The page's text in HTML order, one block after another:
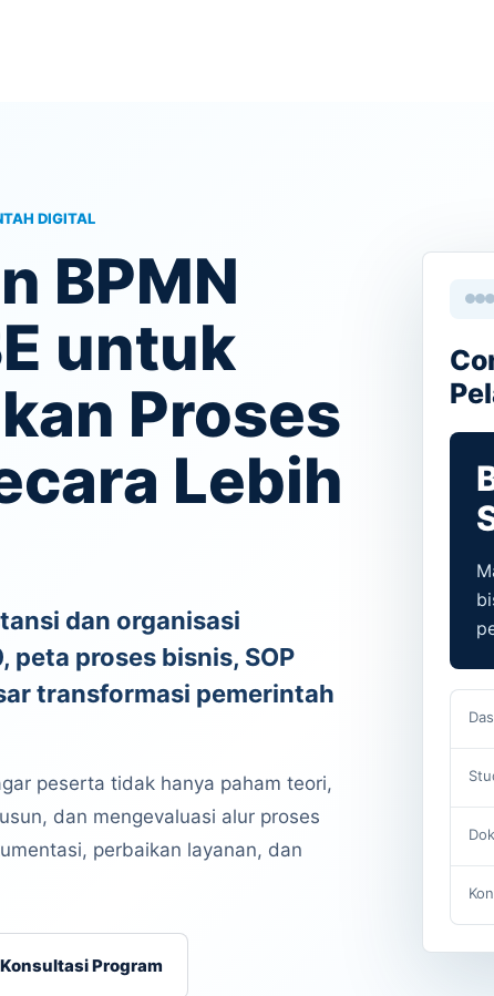
DIGITAL
BPMN
untuk
Proses
Lebih
dan organisasi
peta proses bisnis, SOP
transformasi pemerintah
peserta tidak hanya paham teori,
dan mengevaluasi alur proses
perbaikan layanan, dan
Konsultasi Program